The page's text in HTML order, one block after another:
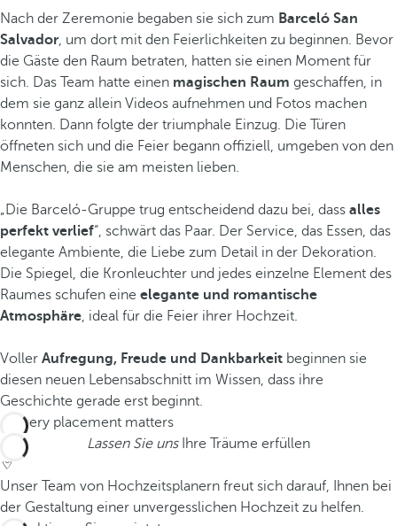
Nach der Zeremonie begaben sie sich zum Barceló San
Salvador, um dort mit den Feierlichkeiten zu beginnen. Bevor
die Gäste den Raum betraten, hatten sie einen Moment für
sich. Das Team hatte einen magischen Raum geschaffen, in
dem sie ganz allein Videos aufnehmen und Fotos machen
konnten. Dann folgte der triumphale Einzug. Die Türen
öffneten sich und die Feier begann offiziell, umgeben von den
Menschen, die sie am meisten lieben.
„Die Barceló-Gruppe trug entscheidend dazu bei, dass alles
perfekt verlief“, schwärt das Paar. Der Service, das Essen, das
elegante Ambiente, die Liebe zum Detail in der Dekoration.
Die Spiegel, die Kronleuchter und jedes einzelne Element des
Raumes schufen eine elegante und romantische
Atmosphäre, ideal für die Feier ihrer Hochzeit.
Voller Aufregung, Freude und Dankbarkeit beginnen sie
diesen neuen Lebensabschnitt im Wissen, dass ihre
Geschichte gerade erst beginnt.
Lassen Sie unsIhre Träume erfüllen
Unser Team von Hochzeitsplanern freut sich darauf, Ihnen bei
der Gestaltung einer unvergesslichen Hochzeit zu helfen.